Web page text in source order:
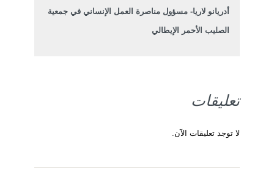
أدريانو لاريا- مسؤول مناصرة العمل الإنساني في جمعية
الصليب الأحمر الإيطالي
تعليقات
لا توجد تعليقات الآن.